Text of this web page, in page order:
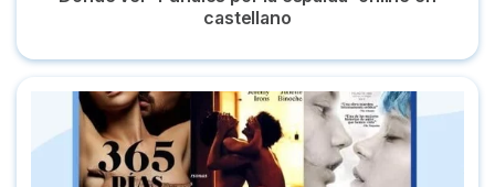
castellano
TOP mejores películas eróticas de Netflix, HBO Max y